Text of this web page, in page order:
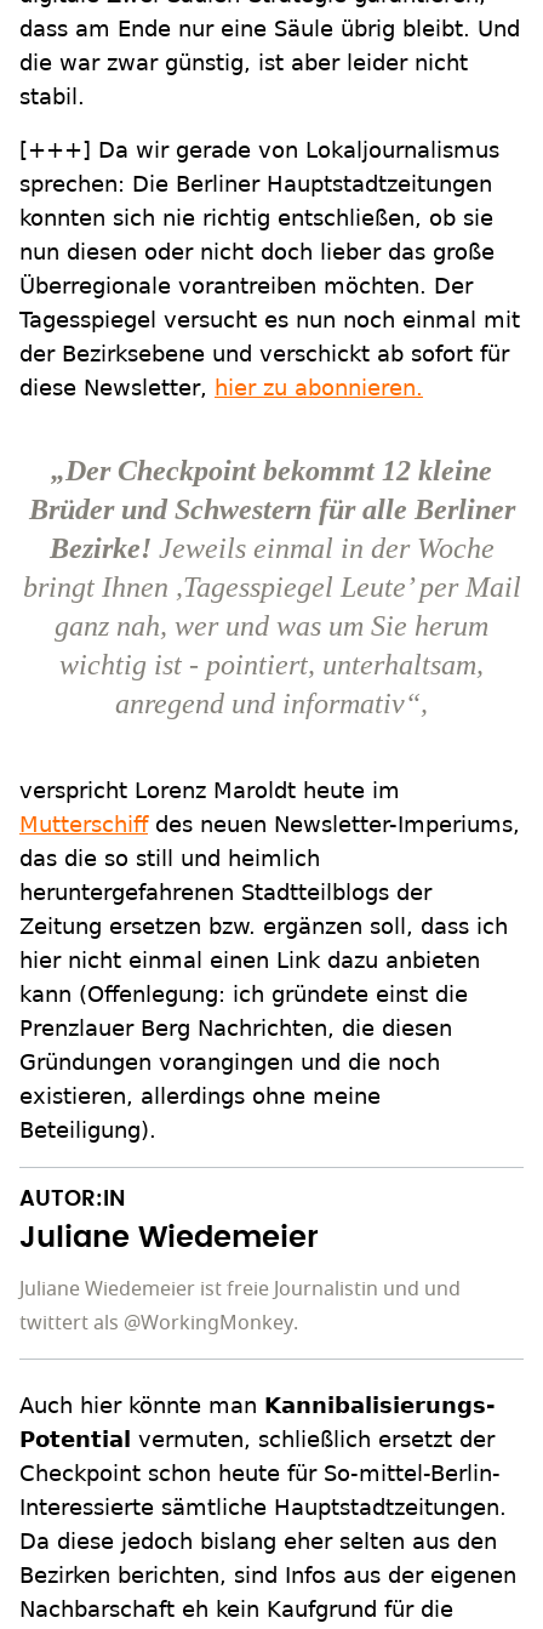
dass am Ende nur eine Säule übrig bleibt. Und
die war zwar günstig, ist aber leider nicht
stabil.
[+++] Da wir gerade von Lokaljournalismus
sprechen: Die Berliner Hauptstadtzeitungen
konnten sich nie richtig entschließen, ob sie
nun diesen oder nicht doch lieber das große
Überregionale vorantreiben möchten. Der
Tagesspiegel versucht es nun noch einmal mit
der Bezirksebene und verschickt ab sofort für
diese Newsletter, hier zu abonnieren.
„Der Checkpoint bekommt 12 kleine
Brüder und Schwestern für alle Berliner
Bezirke! Jeweils einmal in der Woche
bringt Ihnen ,Tagesspiegel Leute’ per Mail
ganz nah, wer und was um Sie herum
wichtig ist - pointiert, unterhaltsam,
anregend und informativ“,
verspricht Lorenz Maroldt heute im
Mutterschiffdes neuen Newsletter-Imperiums,
das die so still und heimlich
heruntergefahrenen Stadtteilblogs der
Zeitung ersetzen bzw. ergänzen soll, dass ich
hier nicht einmal einen Link dazu anbieten
kann (Offenlegung: ich gründete einst die
Prenzlauer Berg Nachrichten, die diesen
Gründungen vorangingen und die noch
existieren, allerdings ohne meine
Beteiligung).
AUTOR:IN
Juliane Wiedemeier
Juliane Wiedemeier ist freie Journalistin und und
twittert als @WorkingMonkey.
Auch hier könnte man Kannibalisierungs-
Potential
vermuten, schließlich ersetzt der
Checkpoint schon heute für So-mittel-Berlin-
Interessierte sämtliche Hauptstadtzeitungen.
Da diese jedoch bislang eher selten aus den
Bezirken berichten, sind Infos aus der eigenen
Nachbarschaft eh kein Kaufgrund für die